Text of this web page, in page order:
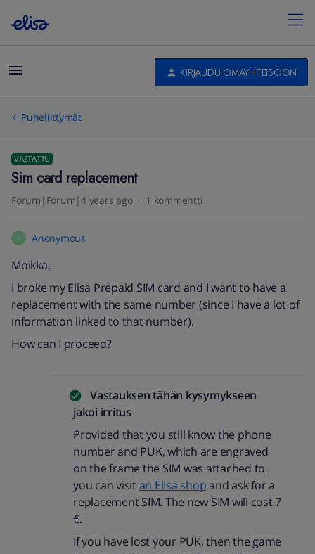
KIRJAUDU OMAYHTEISÖÖN
Puheliittymät
VASTATTU
Sim card replacement
Forum|Forum|4 years ago 1 kommentti
A Anonymous
Moikka,
I broke my Elisa Prepaid SIM card and I want to have a
replacement with the same number (since I have a lot of
information linked to that number).
How can I proceed?
Vastauksen tähän kysymykseen
jakoi irritus
Provided that you still know the phone
number and PUK, which are engraved
on the frame the SIM was attached to,
you can visitan Elisa shopand ask for a
replacement SIM. The new SIM will cost 7
€.
If you have lost your PUK, then the game